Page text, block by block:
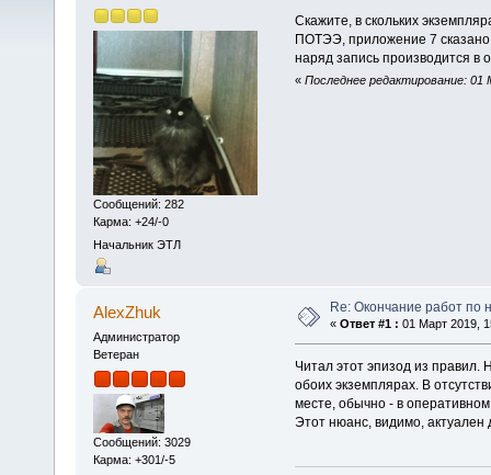
Сообщений: 282
Карма: +24/-0
Начальник ЭТЛ
Скажите, в скольких
ПОТЭЭ, приложение 7
наряд запись производится в
« Последнее редактирование:
AlexZhuk
Администратор
Ветеран
Сообщений: 3029
Карма: +301/-5
Re: Окончание работ по
« Ответ #1 : 01 Март 2019,
Читал этот эпизод из
обоих экземплярах. В
месте, обычно - в
Этот нюанс, видимо, актуален